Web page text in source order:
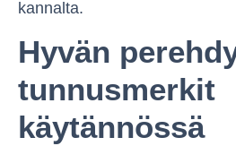
kannalta.
Hyvän
tunnusmerkit
käytännössä